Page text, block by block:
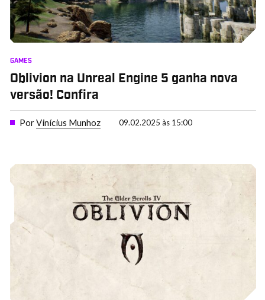
GAMES
Oblivion na Unreal Engine 5 ganha nova
versão! Confira
PorVinícius Munhoz 09.02.2025 às 15:00